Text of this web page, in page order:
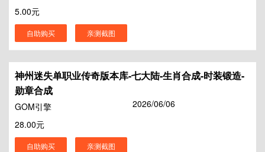
5.00元
自助购买 亲测截图
神州迷失单职业传奇版本库-七大陆-生肖合成-时装锻造-
勋章合成
GOM引擎
2026/06/06
28.00元
自助购买 亲测截图